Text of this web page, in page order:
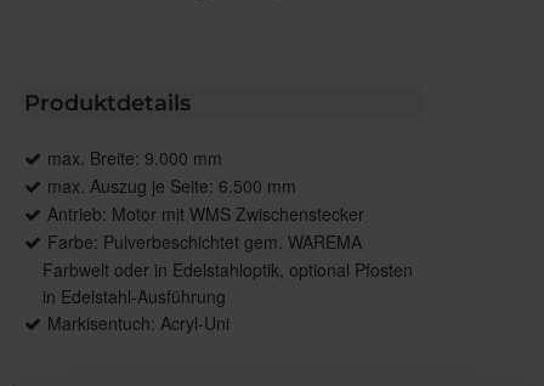
Produktdetails
max. Breite: 9.000 mm
max. Auszug je Seite: 6.500 mm
Antrieb: Motor mit WMS Zwischenstecker
Farbe: Pulverbeschichtet gem. WAREMA
Farbwelt oder in Edelstahloptik, optional Pfosten
in Edelstahl-Ausführung
Markisentuch: Acryl-Uni